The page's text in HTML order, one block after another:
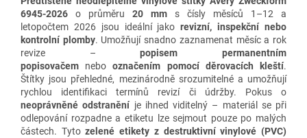
6945-2026
o průměru 20 mm s čísly měsíců 1–12 a
letopočtem 2026 jsou ideální jako revizní, inspekční nebo
kontrolní plomby. Umožňují snadno zaznamenat měsíc a rok
revize –
popisem permanentním
popisovačem
nebo označením pomocí děrovacích kleští.
Štítky jsou přehledné, mezinárodně srozumitelné a umožňují
rychlou identifikaci termínů revizí či údržby. Pokus o
neoprávněné odstranění je ihned viditelný – materiál se při
odlepování rozpadne a etiketu lze sejmout pouze po malých
částech. Tyto zelenéetikety z destruktivní vinylové (PVC)